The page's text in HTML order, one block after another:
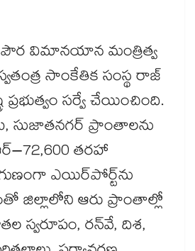
పౌర విమానయాన మంత్రిత్వ
సాంకేతిక సంస్థ రాజ్​
సర్వే చేయించింది.
సుజాతనగర్​ ప్రాంతాలను
తరహా
ఎయిర్​పోర్ట్​ను
జిల్లాలోని ఆరు ప్రాంతాల్లో
స్వరూపం, రన్​వే, దిశ,